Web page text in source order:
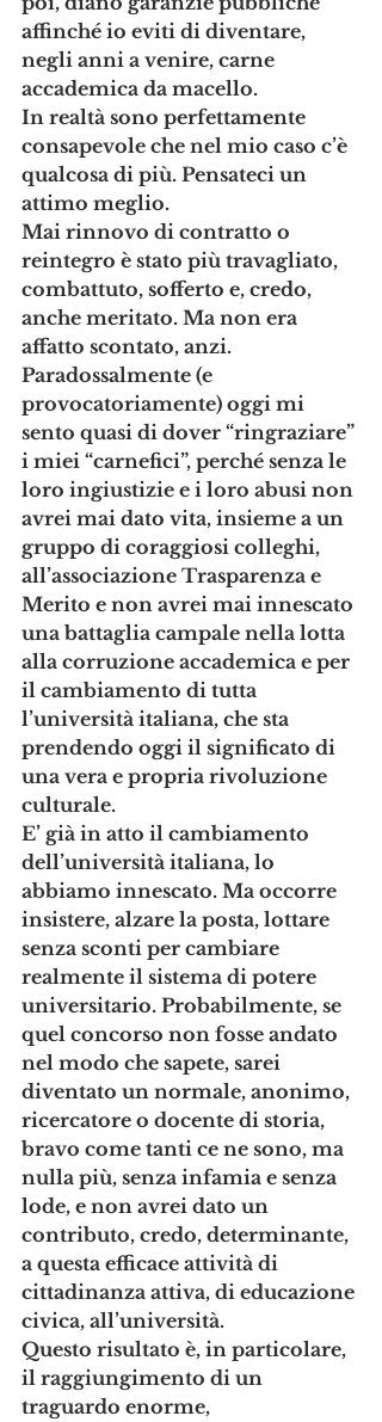
affinché io eviti di diventare,
negli anni a venire, carne
accademica da macello.
In realtà sono perfettamente
consapevole che nel mio caso c’è
qualcosa di più. Pensateci un
attimo meglio.
Mai rinnovo di contratto o
reintegro è stato più travagliato,
combattuto, sofferto e, credo,
anche meritato. Ma non era
affatto scontato, anzi.
Paradossalmente (e
provocatoriamente) oggi mi
sento quasi di dover “ringraziare”
i miei “carnefici”, perché senza le
loro ingiustizie e i loro abusi non
avrei mai dato vita, insieme a un
gruppo di coraggiosi colleghi,
all’associazione Trasparenza e
Merito e non avrei mai innescato
una battaglia campale nella lotta
alla corruzione accademica e per
il cambiamento di tutta
l’università italiana, che sta
prendendo oggi il significato di
una vera e propria rivoluzione
culturale.
E’ già in atto il cambiamento
dell’università italiana, lo
abbiamo innescato. Ma occorre
insistere, alzare la posta, lottare
senza sconti per cambiare
realmente il sistema di potere
universitario. Probabilmente, se
quel concorso non fosse andato
nel modo che sapete, sarei
diventato un normale, anonimo,
ricercatore o docente di storia,
bravo come tanti ce ne sono, ma
nulla più, senza infamia e senza
lode, e non avrei dato un
contributo, credo, determinante,
a questa efficace attività di
cittadinanza attiva, di educazione
civica, all’università.
Questo risultato è, in particolare,
il raggiungimento di un
traguardo enorme,